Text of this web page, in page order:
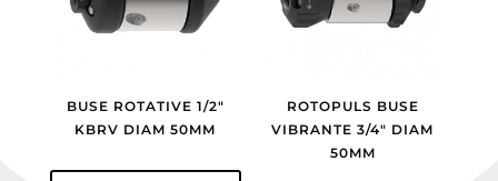
BUSE ROTATIVE 1/2″
KBRV DIAM 50MM
ROTOPULS BUSE
VIBRANTE 3/4″ DIAM
50MM